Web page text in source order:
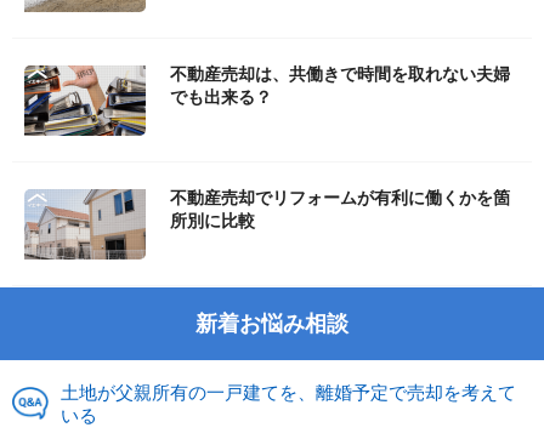
不動産売却は、共働きで時間を取れない夫婦
でも出来る？
不動産売却でリフォームが有利に働くかを箇
所別に比較
新着お悩み相談
土地が父親所有の一戸建てを、離婚予定で売却を考えて
いる